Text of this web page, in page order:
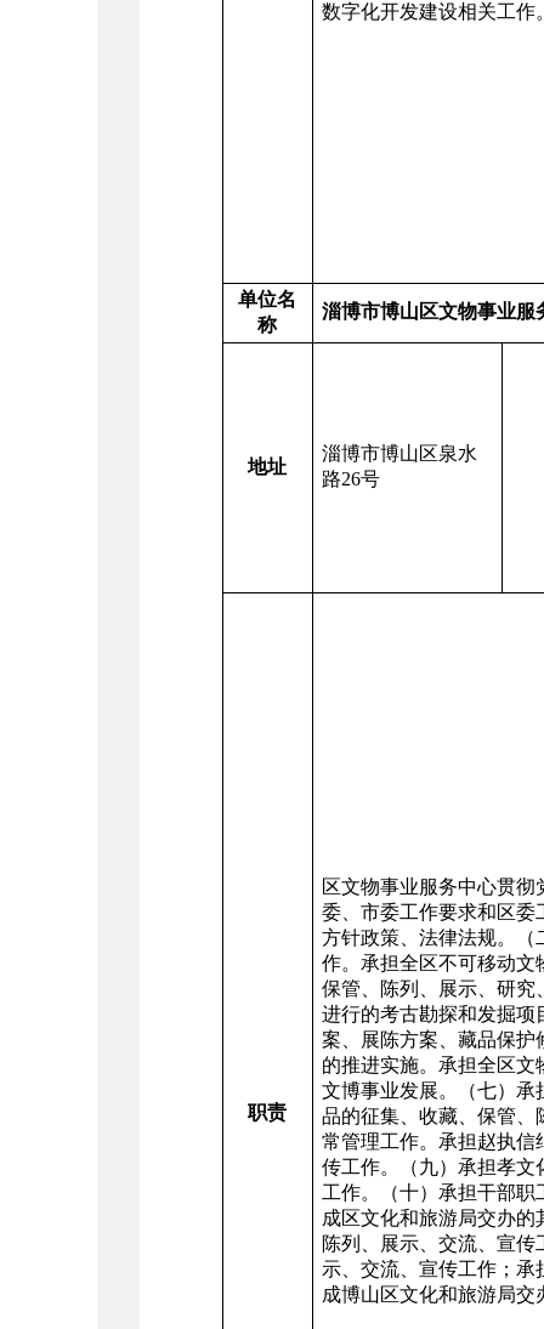
数字化开发建设相关工作
单位名
称
淄博市博山区文物事业服
地址
淄博市博山区泉水
路26号
职责
区文物事业服务中心贯
委、市委工作要求和区委
方针政策、法律法规。（
作。承担全区不可移动文
保管、陈列、展示、研究
进行的考古勘探和发掘项
案、展陈方案、藏品保护
的推进实施。承担全区
文博事业发展。（七）承
品的征集、收藏、保管、
常管理工作。承担赵执信
传工作。（九）承担孝文
工作。（十）承担干部
成区文化和旅游局交办
陈列、展示、交流、宣
示、交流、宣传工作；
成博山区文化和旅游局交